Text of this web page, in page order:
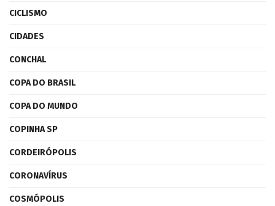
CICLISMO
CIDADES
CONCHAL
COPA DO BRASIL
COPA DO MUNDO
COPINHA SP
CORDEIRÓPOLIS
CORONAVÍRUS
COSMÓPOLIS